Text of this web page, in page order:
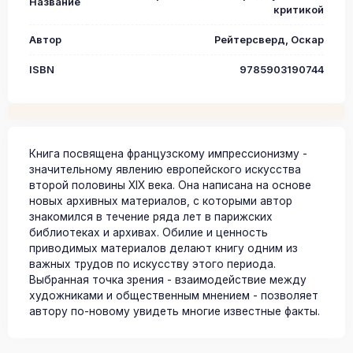
критикой
Автор Рейтерсверд, Оскар
ISBN 9785903190744
Книга посвящена французскому импрессионизму -
значительному явлению европейского искусства
второй половины XIX века. Она написана на основе
новых архивных материалов, с которыми автор
знакомился в течение ряда лет в парижских
библиотеках и архивах. Обилие и ценность
приводимых материалов делают книгу одним из
важных трудов по искусству этого периода.
Выбранная точка зрения - взаимодействие между
художниками и общественным мнением - позволяет
автору по-новому увидеть многие известные факты.